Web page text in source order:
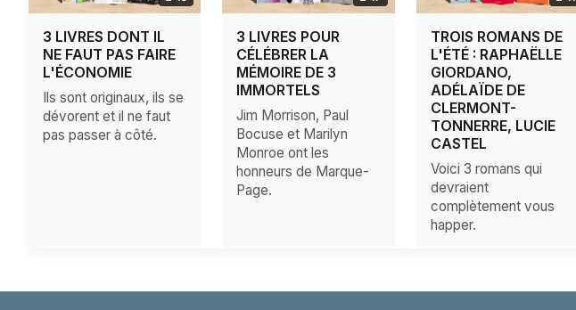
3 LIVRES DONT IL
NE FAUT PAS FAIRE
L'ÉCONOMIE
Ils sont originaux, ils se
dévorent et il ne faut
pas passer à côté.
3 LIVRES POUR
CÉLÉBRER LA
MÉMOIRE DE 3
IMMORTELS
Jim Morrison, Paul
Bocuse et Marilyn
Monroe ont les
honneurs de Marque-
Page.
TROIS ROMANS DE
L'ÉTÉ : RAPHAËLLE
GIORDANO,
ADÉLAÏDE DE
CLERMONT-
TONNERRE, LUCIE
CASTEL
Voici 3 romans qui
devraient
complètement vous
happer.